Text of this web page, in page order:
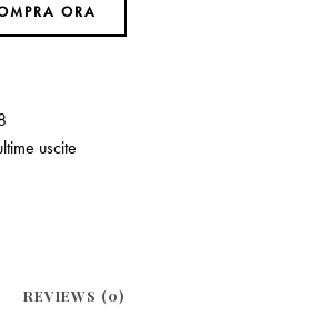
ORA
uscite
REVIEWS (0)